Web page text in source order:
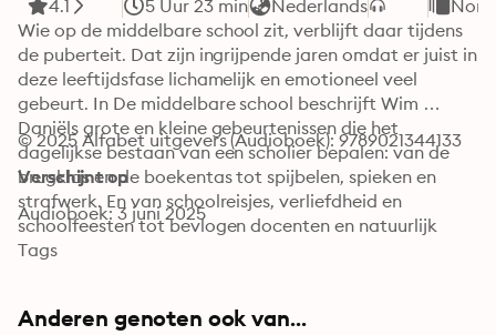
4.1 5 Uur 23 min Nederlands
Wie op de middelbare school zit, verblijft daar tijdens
de puberteit. Dat zijn ingrijpende jaren omdat er juist in
deze leeftijdsfase lichamelijk en emotioneel veel
gebeurt. In De middelbare school beschrijft Wim
Daniëls grote en kleine gebeurtenissen die het
dagelijkse bestaan van een scholier bepalen: van de
brugklas en de boekentas tot spijbelen, spieken en
strafwerk. En van schoolreisjes, verliefdheid en
schoolfeesten tot bevlogen docenten en natuurlijk
overgaan of zittenblijven. Het passeert allemaal de
terugdenken.
© 2025 Alfabet uitgevers (Audioboek): 9789021344133
Verschijnt op
Audioboek: 3 juni 2025
Tags
Anderen genoten ook van...